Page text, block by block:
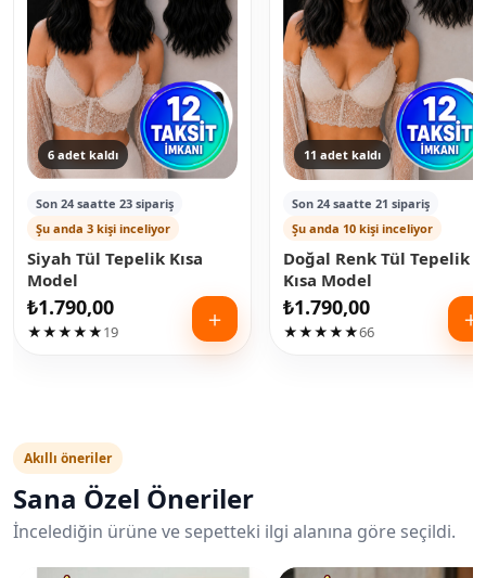
6 adet kaldı
Son 24 saatte 23 sipariş
Şu anda 3 kişi inceliyor
Siyah Tül Tepelik Kısa
Model
₺1.790,00
★★★★★19 ＋
11 adet kaldı
Son 24 saatte 21 sipariş
Şu anda 10 kişi inceliyor
Doğal Renk Tül Tepelik
Kısa Model
₺1.790,00
★★★★★66 ＋
Akıllı öneriler
Sana Özel Öneriler
İncelediğin ürüne ve sepetteki ilgi alanına göre seçildi.